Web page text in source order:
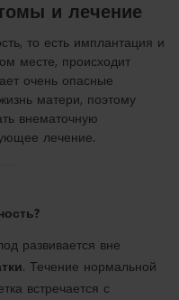
и лечение
то есть имплантация и
месте, происходит
очень опасные
матери, поэтому
внематочную
лечение.
развивается вне
. Течение нормальной
встречается с